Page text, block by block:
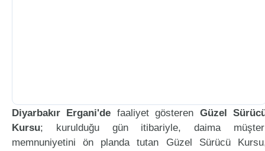
Diyarbakır Ergani'de faaliyet gösteren Güzel
Kursu; kurulduğu gün itibariyle, daima
memnuniyetini ön planda tutan Güzel Sürücü